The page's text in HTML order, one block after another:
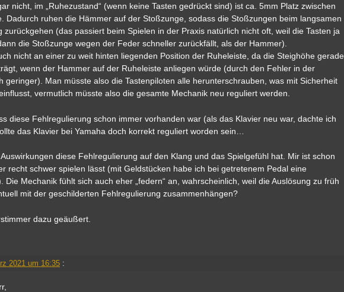
nicht, im „Ruhezustand“ (wenn keine Tasten gedrückt sind) ist ca. 5mm Platz zwischen
Dadurch ruhen die Hämmer auf der Stoßzunge, sodass die Stoßzungen beim langsamen
(das passiert beim Spielen in der Praxis natürlich nicht oft, weil die Tasten ja
die Stoßzunge wegen der Feder schneller zurückfällt, als der Hammer).
nicht an einer zu weit hinten liegenden Position der Ruheleiste, da die Steighöhe gerade
wenn der Hammer auf der Ruheleiste anliegen würde (durch den Fehler in der
geringer). Man müsste also die Tastenpiloten alle herunterschrauben, was mit Sicherheit
vermutlich müsste also die gesamte Mechanik neu reguliert werden.
diese Fehlregulierung schon immer vorhanden war (als das Klavier neu war, dachte ich
das Klavier bei Yamaha doch korrekt reguliert worden sein…
diese Fehlregulierung auf den Klang und das Spielgefühl hat. Mir ist schon
recht schwer spielen lässt (mit Geldstücken habe ich bei getretenem Pedal eine
Mechanik fühlt sich auch eher „federn“ an, wahrscheinlich, weil die Auslösung zu früh
mit der geschilderten Fehlregulierung zusammenhängen?
dazu geäußert.
2021 um 16:35 :